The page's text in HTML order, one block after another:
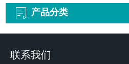
产品分类
联系我们